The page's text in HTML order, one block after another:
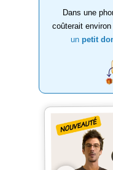
Dans une
coûterait
un petit